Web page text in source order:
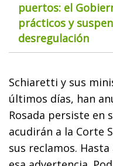
puertos: el
prácticos y
desregulación
Schiaretti y sus
últimos días, han
Rosada persiste en
acudirán a la Corte
sus reclamos.